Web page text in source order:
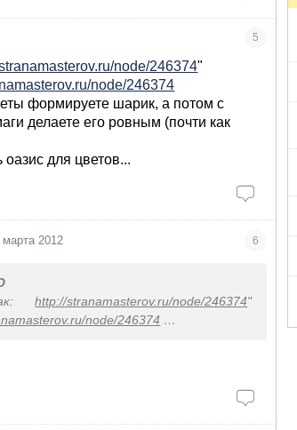
5
node/246374"
node/246374
формируете шарик, а потом с
делаете его ровным (почти как
для цветов...
марта 2012 6
http://stranamasterov.ru/node/246374"
node/246374
делаете его ровным (почти как